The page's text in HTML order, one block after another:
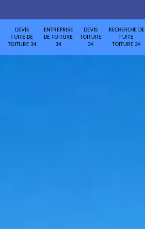
DEVIS
FUITE DE
TOITURE 34
ENTREPRISE
DE TOITURE
34
DEVIS
TOITURE
34
RECHERCHE DE
FUITE
TOITURE 34